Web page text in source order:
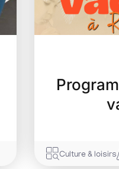
Culture & loisirs